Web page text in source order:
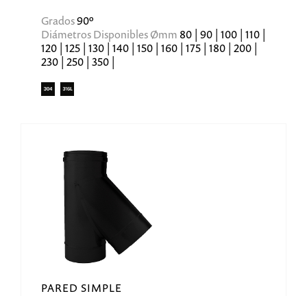
Grados90º
Diámetros Disponibles Ømm 80 | 90 | 100 | 110 |
120 | 125 | 130 | 140 | 150 | 160 | 175 | 180 | 200 |
230 | 250 | 350 |
PARED SIMPLE